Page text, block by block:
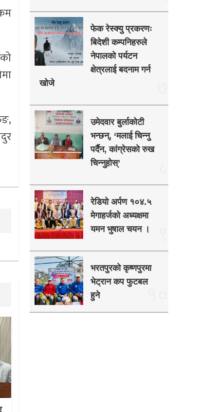
फेक रेस्क्यु प्रकरणः
बिदेशी कम्पनिहरुले
नेपालको पर्यटन
क्षेत्रलाई बदनाम गर्न
खोजे
उमेदवार बुर्लाकोटी
भन्छन्, ‘मलाई चिन्नु
पर्दैन, कांग्रेसको रुख
चिन्नुहोस्’
रेडियो अर्पण १०४.५
मेगाहर्जको अध्यक्षमा
यमन भुषाल चयन ।
भरतपुरको कृष्णपुरमा
भेट्रान कप फुटबल
हुने